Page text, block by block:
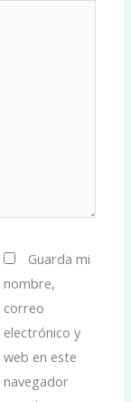
Guarda mi
nombre,
correo
electrónico y
web en este
navegador